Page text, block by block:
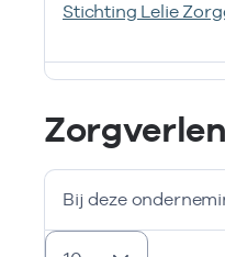
Deze onderneming
Stichting Lelie
Bij deze